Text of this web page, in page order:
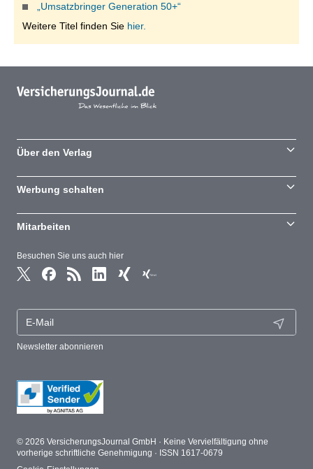
„Umsatzbringer Generation 50+“
Weitere Titel finden Sie hier.
Besuchen Sie uns auch hier
Newsletter abonnieren
Über den Verlag
Werbung schalten
Mitarbeiten
© 2026 VersicherungsJournal GmbH · Keine Vervielfältigung ohne
vorherige schriftliche Genehmigung · ISSN 1617-0679